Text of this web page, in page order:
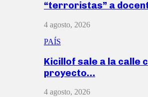
“terroristas” a
4 agosto, 2026
PAÍS
Kicillof sale a la calle
proyecto…
4 agosto, 2026